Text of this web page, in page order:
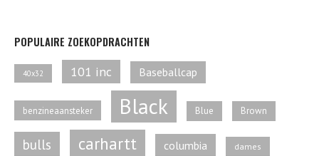
POPULAIRE ZOEKOPDRACHTEN
40x32 101 inc Baseballcap
benzineaansteker Black Blue Brown
bulls carhartt columbia dames